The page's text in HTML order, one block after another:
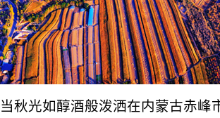
当秋光如醇酒般泼洒在内蒙古赤峰